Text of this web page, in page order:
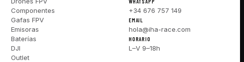
Componentes
Gafas FPV
Emisoras
Baterías
DJI
Outlet
WHATSAPP
+34 676 757 149
EMAIL
hola@iha-race.com
HORARIO
L–V 9–18h